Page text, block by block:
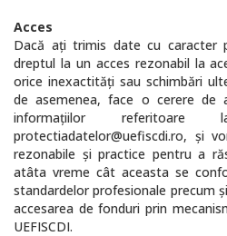
Acces
Dacă aţi trimis date cu caracter
dreptul la un acces rezonabil la
orice inexactităţi sau schimbări
de asemenea, face o cerere de
informaţiilor referitoare
protectiadatelor@uefiscdi.ro, şi
rezonabile şi practice pentru a
atâta vreme cât aceasta se
standardelor profesionale precum
accesarea de fonduri prin
UEFISCDI.